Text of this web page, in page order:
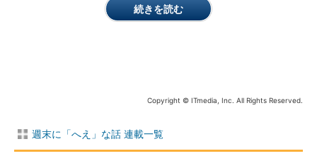
続きを読む
Copyright © ITmedia, Inc. All Rights Reserved.
週末に「へえ」な話 連載一覧